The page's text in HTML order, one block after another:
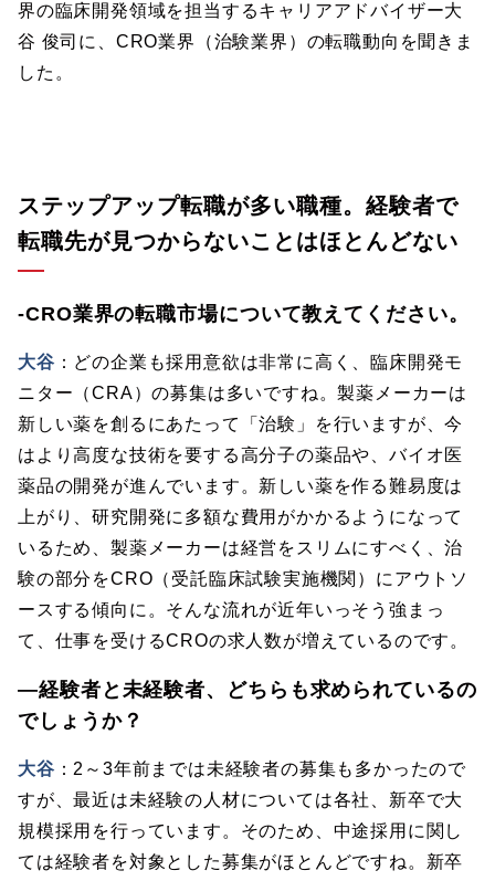
界の臨床開発領域を担当するキャリアアドバイザー大
谷 俊司に、CRO業界（治験業界）の転職動向を聞きま
した。
ステップアップ転職が多い職種。経験者で
転職先が見つからないことはほとんどない
-CRO業界の転職市場について教えてください。
大谷 ：どの企業も採用意欲は非常に高く、臨床開発モ
ニター（CRA）の募集は多いですね。製薬メーカーは
新しい薬を創るにあたって「治験」を行いますが、今
はより高度な技術を要する高分子の薬品や、バイオ医
薬品の開発が進んでいます。新しい薬を作る難易度は
上がり、研究開発に多額な費用がかかるようになって
いるため、製薬メーカーは経営をスリムにすべく、治
験の部分をCRO（受託臨床試験実施機関）にアウトソ
ースする傾向に。そんな流れが近年いっそう強まっ
て、仕事を受けるCROの求人数が増えているのです。
―経験者と未経験者、どちらも求められているの
でしょうか？
大谷 ：2～3年前までは未経験者の募集も多かったので
すが、最近は未経験の人材については各社、新卒で大
規模採用を行っています。そのため、中途採用に関し
ては経験者を対象とした募集がほとんどですね。新卒